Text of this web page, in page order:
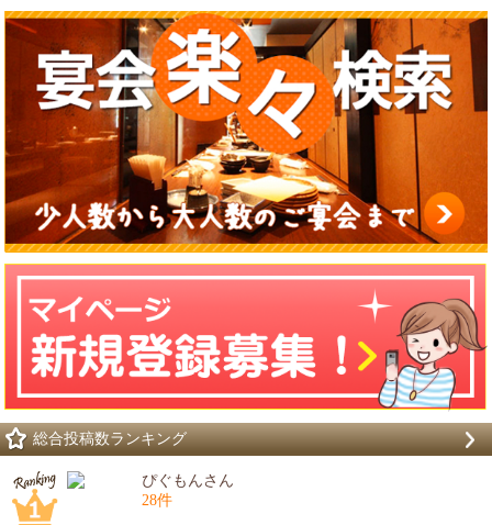
総合投稿数ランキング
ぴぐもんさん
28件